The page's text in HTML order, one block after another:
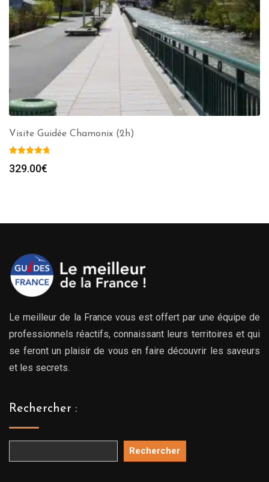
Visite Guidée Chamonix (2h)
329.00€
Le meilleur de la France vous est offert par une équipe de
professionnels réactifs, connaissant leurs territoires et qui
se feront un plaisir de vous en faire découvrir les saveurs
et les secrets.
Rechercher :
Rechercher